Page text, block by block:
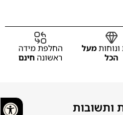
מעל
הכל
החלפת מידה
ראשונה חינם
ותשובות